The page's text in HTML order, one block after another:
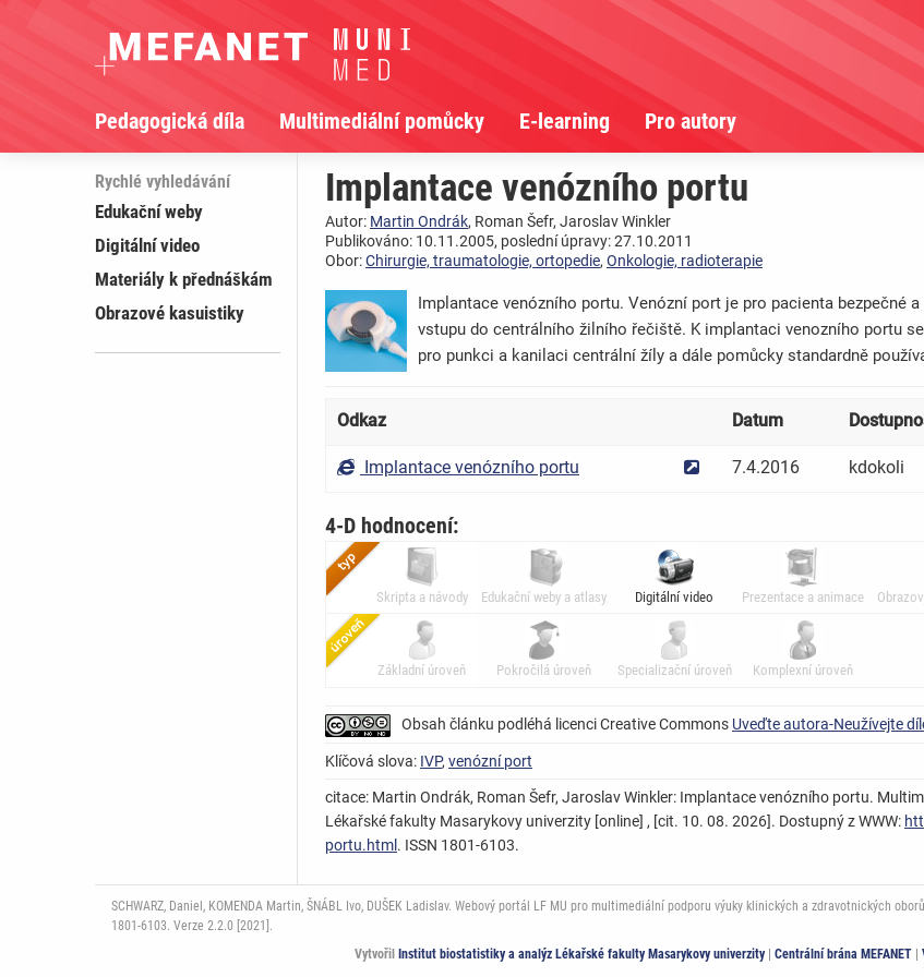
Pedagogická díla Multimediální pomůcky E-learning Pro autory
Rychlé vyhledávání
Edukační weby
Digitální video
Materiály k přednáškám
Obrazové kasuistiky
Implantace venózního portu
Autor: Martin Ondrák, Roman Šefr, Jaroslav Winkler
Publikováno: 10.11.2005, poslední úpravy: 27.10.2011
Obor:Chirurgie, traumatologie, ortopedie, Onkologie, radioterapie
Implantace venózního portu. Venózní port je pro pacienta
vstupu do centrálního žilního řečiště. K implantaci venozního portu
pro punkci a kanilaci centrální žíly a dále pomůcky standardně
Odkaz Datum
Implantace venózního portu 7.4.2016 kdokoli
4-D hodnocení:
Skripta a návody Edukační weby a atlasy Digitální video Prezentace a animace
Základní úroveň Pokročilá úroveň Specializační úroveň Komplexní úroveň
Obsah článku podléhá licenci Creative Commons Uveďte autora-Neužívejte
Klíčová slova: IVP, venózní port
citace: Martin Ondrák, Roman Šefr, Jaroslav Winkler: Implantace venózního portu.
Lékařské fakulty Masarykovy univerzity [online] , [cit. 10. 08. 2026]. Dostupný z WWW:
portu.html . ISSN 1801-6103.
SCHWARZ, Daniel, KOMENDA Martin, ŠNÁBL Ivo, DUŠEK Ladislav. Webový portál LF MU pro multimediální podporu výuky klinických a zdravotnických
1801-6103. Verze 2.2.0 [2021].
Vytvořil
Institut biostatistiky a analýz Lékařské fakulty Masarykovy univerzity| Centrální brána MEFANET